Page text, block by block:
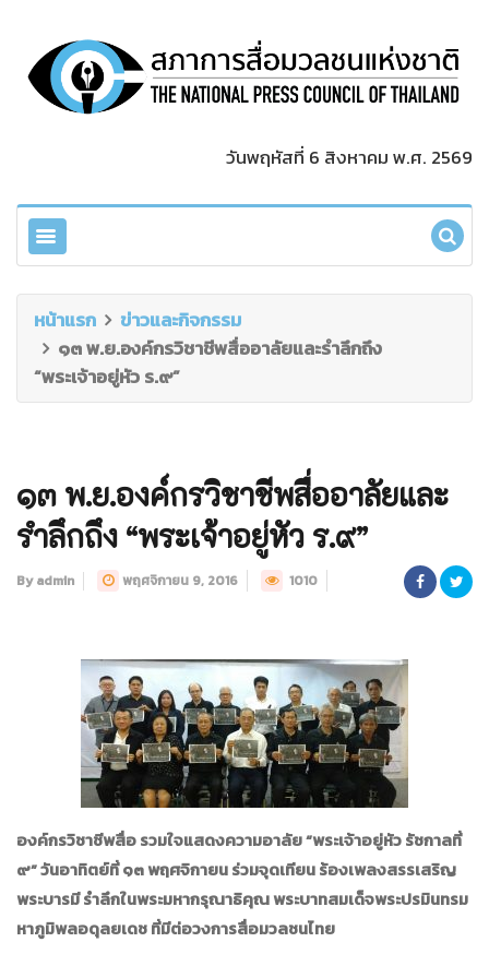
วันพฤหัสที่ 6 สิงหาคม พ.ศ. 2569
หน้าแรก
ข่าวและกิจกรรม
๑๓ พ.ย.องค์กรวิชาชีพสื่ออาลัยและรำลึกถึง
“พระเจ้าอยู่หัว ร.๙”
๑๓ พ.ย.องค์กรวิชาชีพสื่ออาลัยและ
รำลึกถึง “พระเจ้าอยู่หัว ร.๙”
By admin พฤศจิกายน 9, 2016 1010
องค์กรวิชาชีพสื่อ รวมใจแสดงความอาลัย“พระเจ้าอยู่หัว รัชกาลที่
๙” วันอาทิตย์ที่ ๑๓ พฤศจิกายน ร่วมจุดเทียน ร้องเพลงสรรเสริญ
พระบารมี รำลึกในพระมหากรุณาธิคุณ พระบาทสมเด็จพระปรมินทรม
หาภูมิพลอดุลยเดช ที่มีต่อวงการสื่อมวลชนไทย